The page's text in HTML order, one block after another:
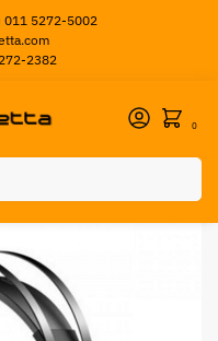
5272-5002
2382
0
gamer 7.1 HS-G710V GENIUS